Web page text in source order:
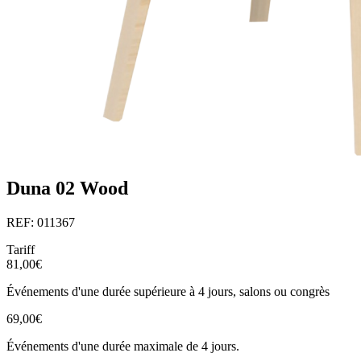
Duna 02 Wood
REF: 011367
Tariff
81,00€
Événements d'une durée supérieure à 4 jours, salons ou congrès
69,00€
Événements d'une durée maximale de 4 jours.